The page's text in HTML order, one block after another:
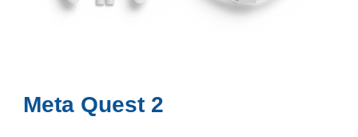
Meta Quest 2